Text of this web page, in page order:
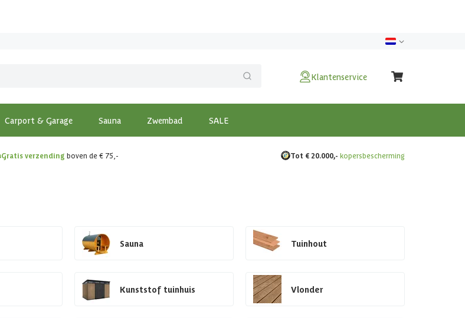
Klantenservice
Carport & Garage Sauna Zwembad SALE
Gratis verzending boven de € 75,- Tot € 20.000,- kopersbescherming
Sauna Tuinhout
Kunststof tuinhuis Vlonder